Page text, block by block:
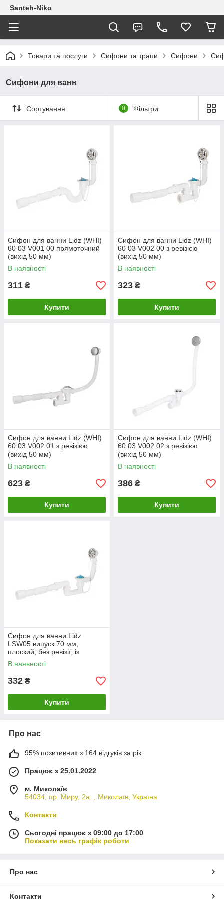
Santeh-Niko
Товари та послуги Сифони та трапи Сифони
Сифони для ванн
Сортування 0 Фільтри
Сифон для ванни Lidz (WHI)
60 03 V001 00 прямоточний
(вихід 50 мм)
В наявності
311 ₴
Купити
Сифон для ванни Lidz (WHI)
60 03 V002 00 з ревізією
(вихід 50 мм)
В наявності
323 ₴
Купити
Сифон для ванни Lidz (WHI)
60 03 V002 01 з ревізією
(вихід 50 мм)
В наявності
623 ₴
Купити
Сифон для ванни Lidz (WHI)
60 03 V002 02 з ревізією
(вихід 50 мм)
В наявності
386 ₴
Купити
Сифон для ванни Lidz
LSW05 випуск 70 мм,
плоский, без ревізії, із
пробкою на ланцюгу (вихід
гофра 40/50мм)
В наявності
332 ₴
Купити
Про нас
95% позитивних з 164 відгуків за рік
Працює з 25.01.2022
м. Миколаїв
54034, пр. Миру, 2а. , Миколаїв, Україна
Контакти
Сьогодні працює з 09:00 до 17:00
Показати весь графік роботи
Про нас
Контакти